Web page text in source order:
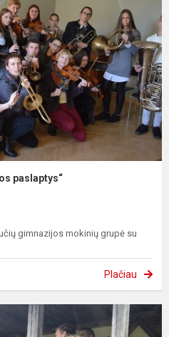
paslaptys“
gimnazijos mokinių grupė su
Plačiau